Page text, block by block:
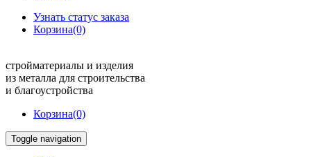
Узнать статус заказа
Корзина(0)
стройматериалы и изделия
из металла для строительства
и благоустройства
Корзина(0)
Toggle navigation